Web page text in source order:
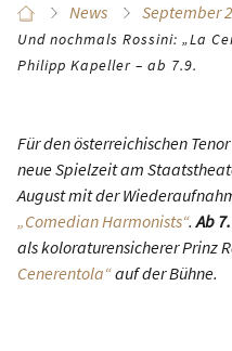
News September
Und nochmals Rossini: „La
Philipp Kapeller – ab 7.9.
Für den österreichischen Tenor
neue Spielzeit am
August mit der
„Comedian Harmonists“.Ab
als koloraturensicherer Prinz
Cenerentola“auf der Bühne.